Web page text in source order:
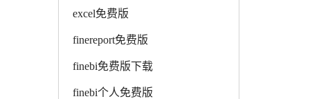
excel免费版
finereport免费版
finebi免费版下载
finebi个人免费版